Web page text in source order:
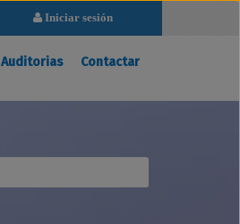
Iniciar sesión
Iniciar sesión
Auditorias Contactar